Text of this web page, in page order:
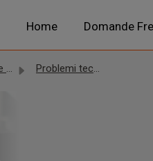
Home Domande
Problemi tecnici